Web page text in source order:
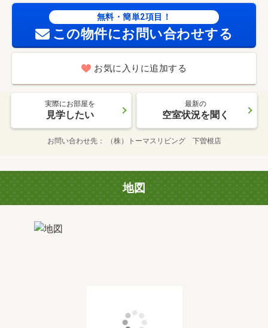
無料・簡単2項目！
この物件にお問い合わせする
お気に入りに追加する
実際にお部屋を
見学したい
最新の
空室状況を聞く
お問い合わせ先 （株）トーマスリビング 下曽根店
地図